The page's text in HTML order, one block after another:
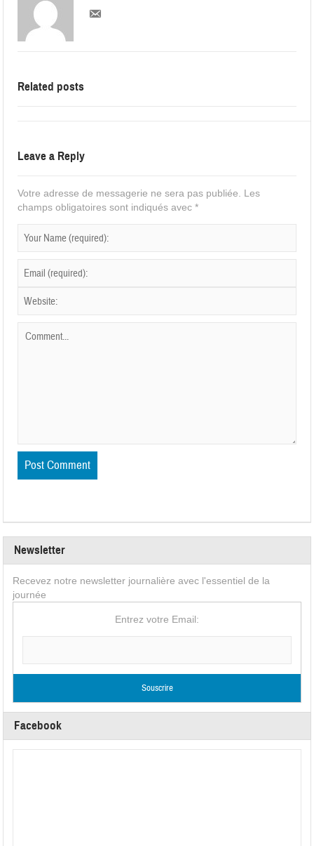
Related posts
Leave a Reply
Votre adresse de messagerie ne sera pas publiée.
Les
champs obligatoires sont indiqués avec*
Newsletter
Recevez notre newsletter journalière avec l'essentiel de la
journée
Entrez votre Email:
Facebook